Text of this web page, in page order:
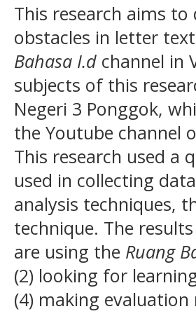
This research aims
obstacles in letter
Bahasa I.d channel in
subjects of this
Negeri 3 Ponggok,
the Youtube channel
This research used a
used in collecting
analysis techniques,
technique. The
are using the Ruang
(2) looking for
(4) making evaluation